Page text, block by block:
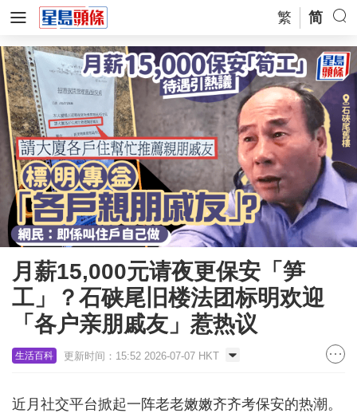
繁 简
月薪15,000元请夜更保安「笋
工」？石硖尾旧楼法团标明欢迎
「各户亲朋戚友」惹热议
生活百科 更新时间：15:52 2026-07-07 HKT
近月社交平台掀起一阵老老嫩嫩齐齐考保安的热潮。